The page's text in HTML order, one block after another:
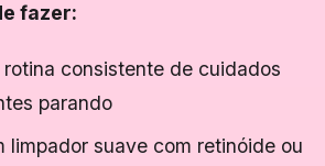
fazer:
rotina consistente de cuidados
parando
limpador suave com retinóide ou